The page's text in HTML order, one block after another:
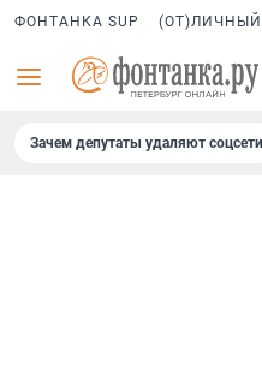
ФОНТАНКА SUP
Зачем депутаты удаляют соцсети